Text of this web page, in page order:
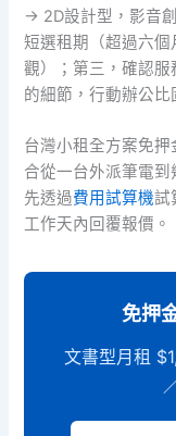
→ 2D設計型，影音
短選租期（超過六
觀）；第三，確認
的細節，行動辦公比
台灣小租全方案免
合從一台外派筆電
先透過費用試算機試
工作天內回覆報價。
免押
文書型月租